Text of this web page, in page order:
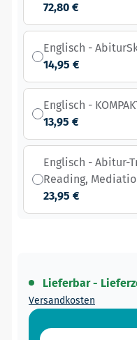
72,80 €
Englisch -
14,95 €
Englisch -
13,95 €
Englisch - Abitur-
Reading,
23,95 €
Lieferbar -
Versandkosten